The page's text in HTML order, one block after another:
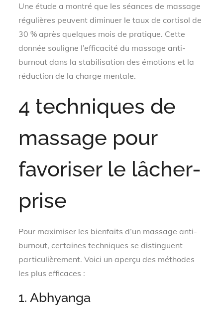
Une étude a montré que les séances de massage
régulières peuvent diminuer le taux de cortisol de
30 % après quelques mois de pratique. Cette
donnée souligne l’efficacité du massage anti-
burnout dans la stabilisation des émotions et la
réduction de la charge mentale.
4 techniques de
massage pour
favoriser le lâcher-
prise
Pour maximiser les bienfaits d’un massage anti-
burnout, certaines techniques se distinguent
particulièrement. Voici un aperçu des méthodes
les plus efficaces :
1. Abhyanga